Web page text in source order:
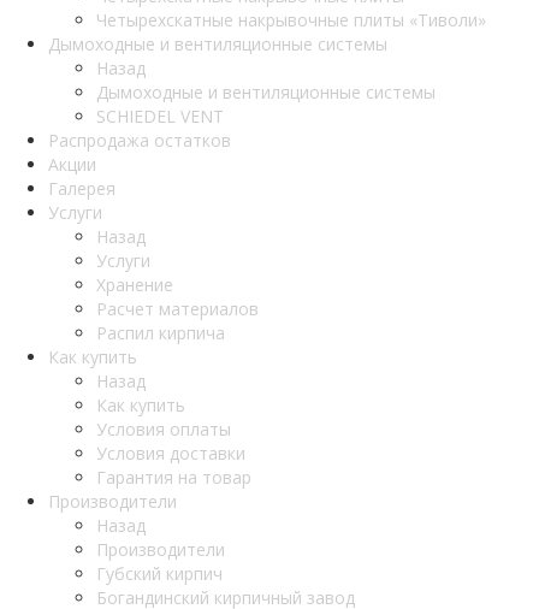
Четырехскатные накрывочные плиты «Тиволи»
Дымоходные и вентиляционные системы
Назад
Дымоходные и вентиляционные системы
SCHIEDEL VENT
Распродажа остатков
Акции
Галерея
Услуги
Назад
Услуги
Хранение
Расчет материалов
Распил кирпича
Как купить
Назад
Как купить
Условия оплаты
Условия доставки
Гарантия на товар
Производители
Назад
Производители
Губский кирпич
Богандинский кирпичный завод